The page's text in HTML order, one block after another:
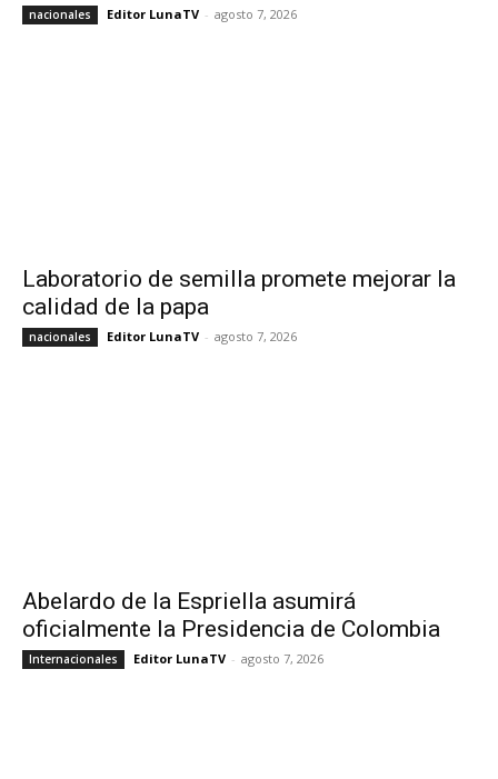
nacionales Editor LunaTV - agosto 7, 2026
Laboratorio de semilla promete mejorar la
calidad de la papa
nacionales Editor LunaTV - agosto 7, 2026
Abelardo de la Espriella asumirá
oficialmente la Presidencia de Colombia
Internacionales Editor LunaTV - agosto 7, 2026